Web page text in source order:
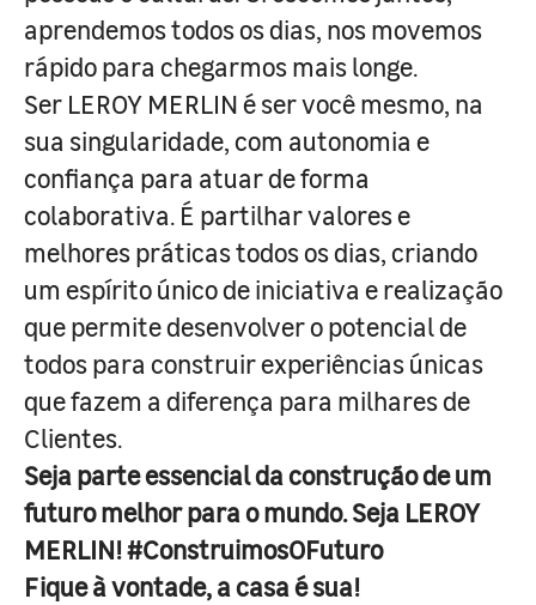
aprendemos todos os dias, nos movemos
rápido para chegarmos mais longe.
Ser LEROY MERLIN é ser você mesmo, na
sua singularidade, com autonomia e
confiança para atuar de forma
colaborativa. É partilhar valores e
melhores práticas todos os dias, criando
um espírito único de iniciativa e realização
que permite desenvolver o potencial de
todos para construir experiências únicas
que fazem a diferença para milhares de
Clientes.
Seja parte essencial da construção de um
futuro melhor para o mundo. Seja LEROY
MERLIN! #ConstruimosOFuturo
Fique à vontade, a casa é sua!